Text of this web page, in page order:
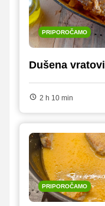
PRIPOROČAMO
Dušena
2 h 10 min
PRIPOROČAMO